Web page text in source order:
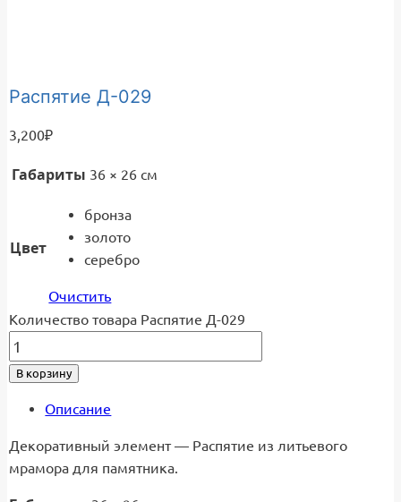
Распятие Д-029
3,200₽
Габариты 36 × 26 см
Цвет
бронза
золото
серебро
Очистить
Количество товара Распятие Д-029
В корзину
Описание
Декоративный элемент — Распятие из литьевого
мрамора для памятника.